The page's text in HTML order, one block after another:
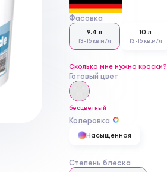
Фасовка
9.4 л
13-15 кв.м/л
10 л
13-15 кв.м/л
Сколько мне нужно краски?
Готовый цвет
бесцветный
Колеровка
Насыщенная
Степень блеска